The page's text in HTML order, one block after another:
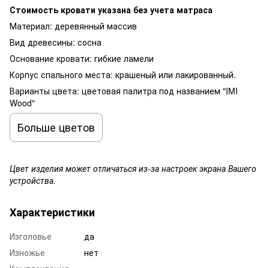
Стоимость кровати указана без учета матраса
Материал: деревянный массив
Вид древесины: сосна
Основание кровати: гибкие ламели
Корпус спального места: крашеный или лакированный.
Варианты цвета: цветовая палитра под названием "IMI
Wood"
Больше цветов
Цвет изделия может отличаться из-за настроек экрана Вашего
устройства.
Характеристики
Изголовье
да
Изножье
нет